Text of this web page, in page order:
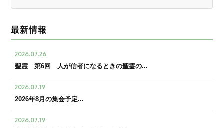
最新情報
2026.07.26
聖霊 第6回 人が信者になるときの聖霊の...
2026.07.19
2026年8月の集会予定...
2026.07.19